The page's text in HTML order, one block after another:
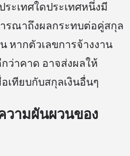
ระเทศใดประเทศหนึ่งมี
รณาถึงผลกระทบต่อคู่สกุล
หากตัวเลขการจ้างงาน
ว่าคาด อาจส่งผลให้
เทียบกับสกุลเงินอื่นๆ
วามผันผวนของ